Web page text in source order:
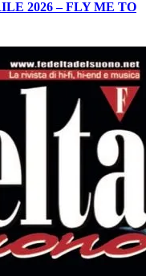
2026 – FLY ME TO